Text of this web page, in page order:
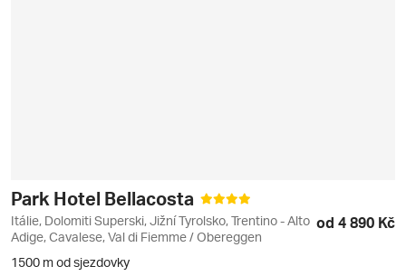
Park Hotel Bellacosta
Itálie, Dolomiti Superski, Jižní Tyrolsko, Trentino - Alto
Adige, Cavalese, Val di Fiemme / Obereggen
od 4 890 Kč
1500 m od sjezdovky